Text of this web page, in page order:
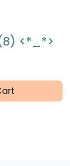
(8) <*_*>